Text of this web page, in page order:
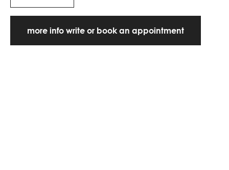
more info write or book an appointment